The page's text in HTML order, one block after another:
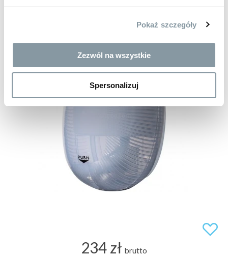
Pokaż szczegóły
Zezwól na wszystkie
Spersonalizuj
234 zł brutto